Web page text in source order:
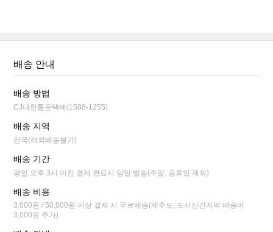
배송 안내
배송 방법
CJ대한통운택배(1588-1255)
배송 지역
전국(해외배송불가)
배송 기간
평일 오후 3시 이전 결제 완료시 당일 발송(주말, 공휴일 제외)
배송 비용
3,000원 / 50,000원 이상 결제 시 무료배송(제주도, 도서산간지역 배송비
3,000원 추가)